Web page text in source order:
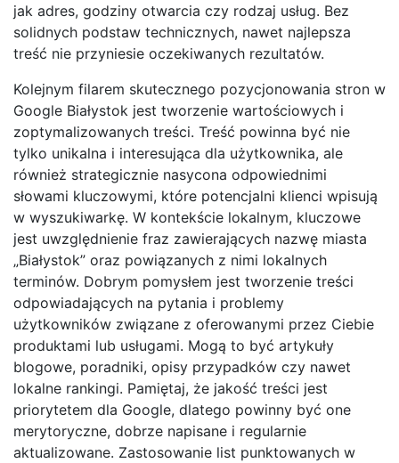
jak adres, godziny otwarcia czy rodzaj usług. Bez
solidnych podstaw technicznych, nawet najlepsza
treść nie przyniesie oczekiwanych rezultatów.
Kolejnym filarem skutecznego pozycjonowania stron w
Google Białystok jest tworzenie wartościowych i
zoptymalizowanych treści. Treść powinna być nie
tylko unikalna i interesująca dla użytkownika, ale
również strategicznie nasycona odpowiednimi
słowami kluczowymi, które potencjalni klienci wpisują
w wyszukiwarkę. W kontekście lokalnym, kluczowe
jest uwzględnienie fraz zawierających nazwę miasta
„Białystok” oraz powiązanych z nimi lokalnych
terminów. Dobrym pomysłem jest tworzenie treści
odpowiadających na pytania i problemy
użytkowników związane z oferowanymi przez Ciebie
produktami lub usługami. Mogą to być artykuły
blogowe, poradniki, opisy przypadków czy nawet
lokalne rankingi. Pamiętaj, że jakość treści jest
priorytetem dla Google, dlatego powinny być one
merytoryczne, dobrze napisane i regularnie
aktualizowane. Zastosowanie list punktowanych w